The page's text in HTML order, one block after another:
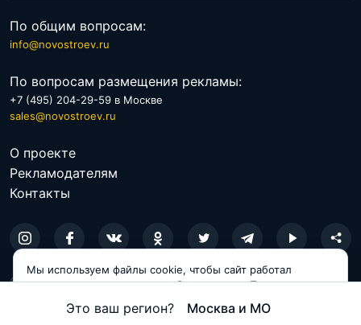
Это ваш регион? Москва и МО
По общим вопросам:
info@novostroev.ru
По вопросам размещения рекламы:
+7 (495) 204-29-59 в Москве
sales@novostroev.ru
О проекте
Рекламодателям
Контакты
© 2026 NOVOSTROEV.RU
Политика обработки персональных данных
Мы используем файлы cookie, чтобы сайт работал
корректно и становился удобнее для вас. Продолжая